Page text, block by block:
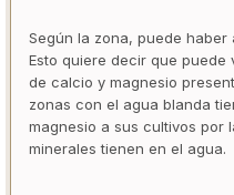
Según la zona, puede haber
Esto quiere decir que puede
de calcio y magnesio
zonas con el agua blanda
magnesio a sus cultivos por
minerales tienen en el agua.